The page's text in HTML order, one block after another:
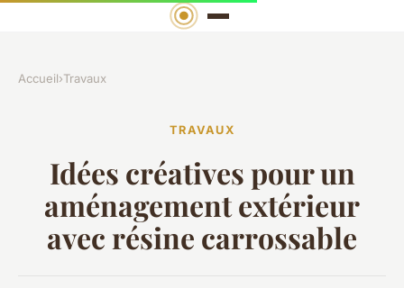
Accueil›Travaux
TRAVAUX
Idées créatives pour un
aménagement extérieur
avec résine carrossable